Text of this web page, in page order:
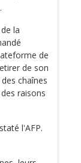
la
de
de son
chaînes
raisons
l'AFP.